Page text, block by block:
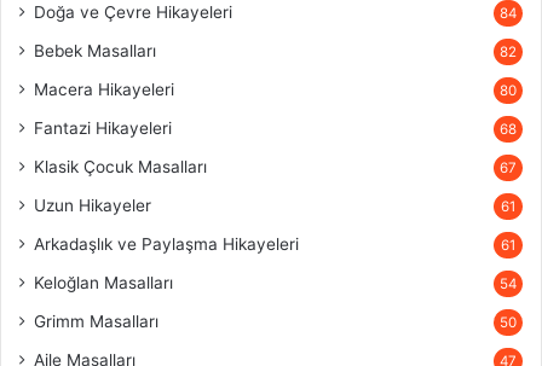
Doğa ve Çevre Hikayeleri 84
Bebek Masalları 82
Macera Hikayeleri 80
Fantazi Hikayeleri 68
Klasik Çocuk Masalları 67
Uzun Hikayeler 61
Arkadaşlık ve Paylaşma Hikayeleri 61
Keloğlan Masalları 54
Grimm Masalları 50
Aile Masalları 47